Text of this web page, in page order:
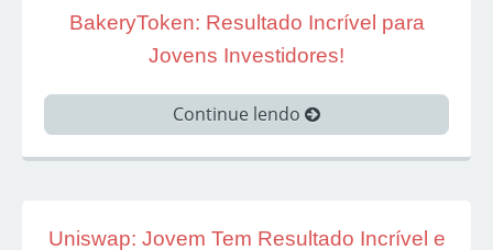
BakeryToken: Resultado Incrível para
Jovens Investidores!
Continue lendo
Uniswap: Jovem Tem Resultado Incrível e